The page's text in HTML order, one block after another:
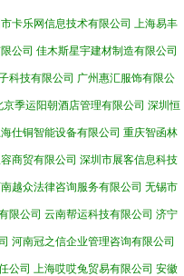
卡乐网信息技术有限公司 上海易丰
公司 佳木斯星宇建材制造有限公司
科技有限公司 广州惠汇服饰有限公
京季运阳朝酒店管理有限公司 深圳恒
仕铜智能设备有限公司 重庆智函林
商贸有限公司 深圳市展客信息科技
越众法律咨询服务有限公司 无锡市
限公司 云南帮运科技有限公司 济宁
河南冠之信企业管理咨询有限公司
公司 上海哎哎兔贸易有限公司 安徽